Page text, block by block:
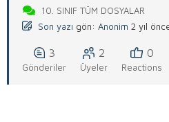
10. SINIF TÜM DOSYALAR
Son yazı gön: Anonim 2 yıl
3
Gönderiler
2
Üyeler
0
Reactions